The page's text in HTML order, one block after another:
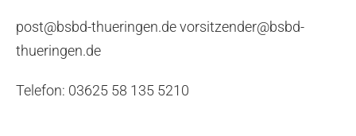
post@bsbd-thueringen.de vorsitzender@bsbd-
thueringen.de
Telefon: 03625 58 135 5210